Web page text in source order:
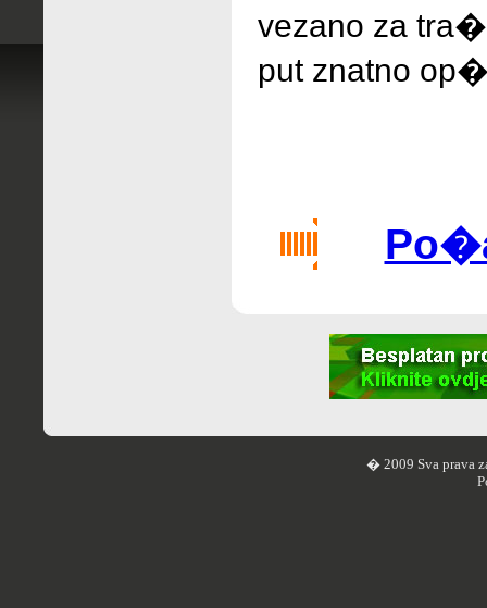
vezano za
put znatno
� 2009 Sva prava